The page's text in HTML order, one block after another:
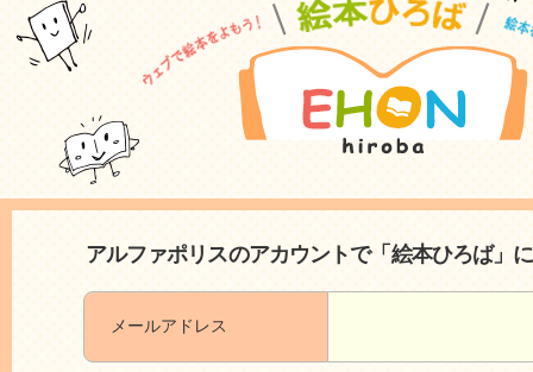
アルファポリスのアカウントで「絵本ひろば」
メールアドレス